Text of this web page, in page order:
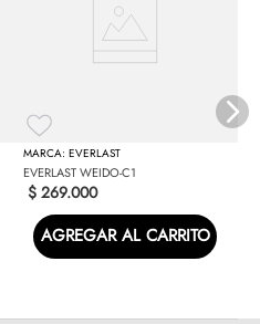
EVERLAST
EVERLAST WEIDO-C1
$ 269.000
AGREGAR AL CARRITO